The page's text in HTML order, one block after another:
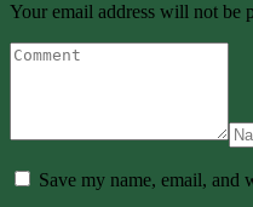
Your email address will not be
Save my name, email, and